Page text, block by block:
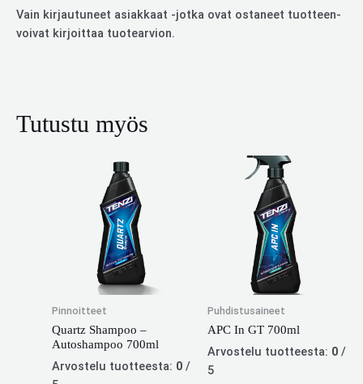
Vain kirjautuneet asiakkaat -jotka ovat ostaneet tuotteen-
voivat kirjoittaa tuotearvion.
Tutustu myös
Pinnoitteet
Quartz Shampoo –
Autoshampoo 700ml
Arvostelu tuotteesta: 0/
Puhdistusaineet
APC In GT 700ml
Arvostelu tuotteesta: 0/
5